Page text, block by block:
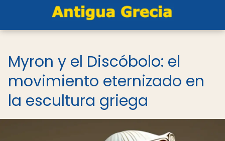
Myron y el Discóbolo: el
movimiento eternizado en
la escultura griega